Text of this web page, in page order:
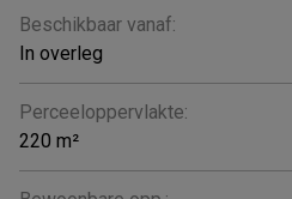
Beschikbaar vanaf:
In overleg
Perceeloppervlakte:
220 m²